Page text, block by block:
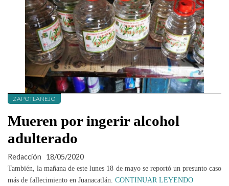
ZAPOTLANEJO
Mueren por ingerir alcohol
adulterado
Redacción 18/05/2020
También, la mañana de este lunes 18 de mayo se reportó un presunto caso
más de fallecimiento en Juanacatlán. CONTINUAR LEYENDO